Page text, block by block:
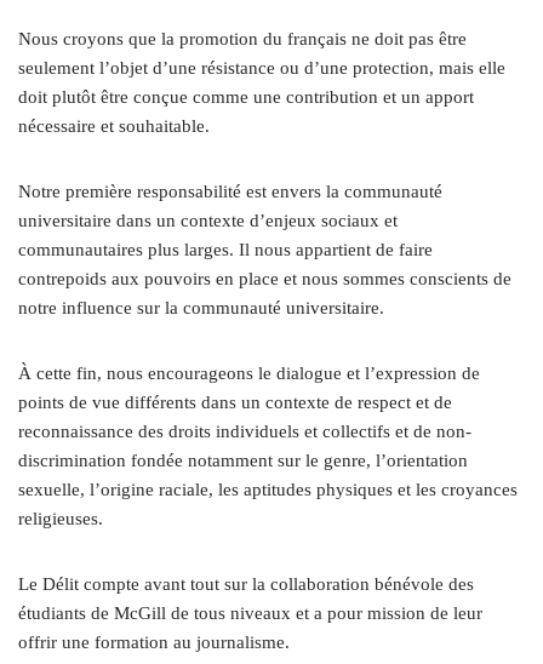
Nous croyons que la promotion du français ne doit pas être
seulement l’objet d’une résistance ou d’une protection, mais elle
doit plutôt être conçue comme une contribution et un apport
nécessaire et souhaitable.
Notre première responsabilité est envers la communauté
universitaire dans un contexte d’enjeux sociaux et
communautaires plus larges. Il nous appartient de faire
contrepoids aux pouvoirs en place et nous sommes conscients de
notre influence sur la communauté universitaire.
À cette fin, nous encourageons le dialogue et l’expression de
points de vue différents dans un contexte de respect et de
reconnaissance des droits individuels et collectifs et de non-
discrimination fondée notamment sur le genre, l’orientation
sexuelle, l’origine raciale, les aptitudes physiques et les croyances
religieuses.
Le Délit compte avant tout sur la collaboration bénévole des
étudiants de McGill de tous niveaux et a pour mission de leur
offrir une formation au journalisme.